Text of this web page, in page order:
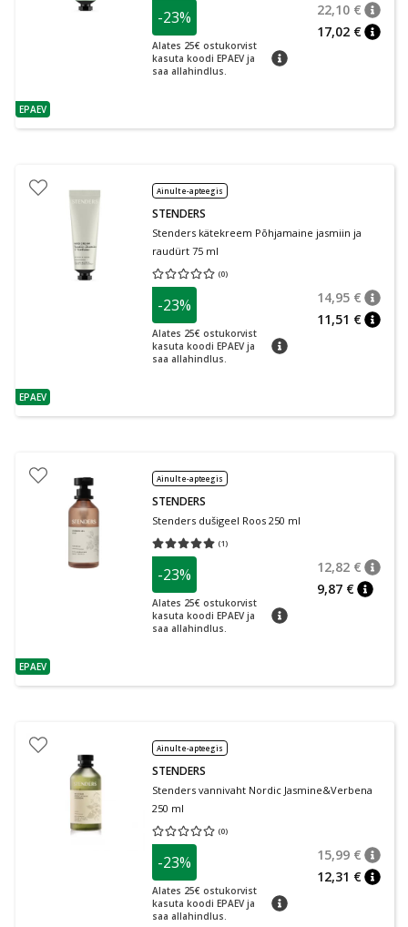
nõuanne
EPAEV
-23%
Alates 25€ ostukorvist
kasuta koodi EPAEV ja
saa allahindlus.
nõuanne
22,10 €
17,02 €
nõuanne
EPAEV
Ainult e-apteegis
STENDERS
Stenders kätekreem Põhjamaine jasmiin ja
raudürt 75 ml
(0)
Keskmine hinnang 0.00
-23%
Alates 25€ ostukorvist
kasuta koodi EPAEV ja
saa allahindlus.
nõuanne
14,95 €
11,51 €
nõuanne
EPAEV
Ainult e-apteegis
STENDERS
Stenders dušigeel Roos 250 ml
(1)
Keskmine hinnang 5.00
-23%
Alates 25€ ostukorvist
kasuta koodi EPAEV ja
saa allahindlus.
nõuanne
12,82 €
9,87 €
Ainult e-apteegis
STENDERS
Stenders vannivaht Nordic Jasmine&Verbena
250 ml
(0)
Keskmine hinnang 0.00
-23%
Alates 25€ ostukorvist
kasuta koodi EPAEV ja
saa allahindlus.
nõuanne
15,99 €
12,31 €